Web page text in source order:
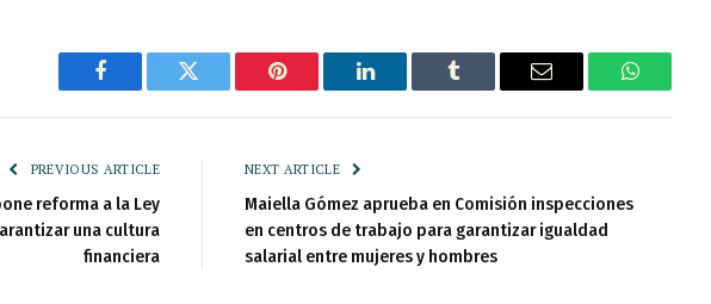
Facebook Twitter Pinterest LinkedIn Tumblr Email WhatsApp
PREVIOUS ARTICLE
reforma a la Ley
una cultura
financiera
NEXT ARTICLE
Maiella Gómez aprueba en Comisión inspecciones
en centros de trabajo para garantizar igualdad
salarial entre mujeres y hombres